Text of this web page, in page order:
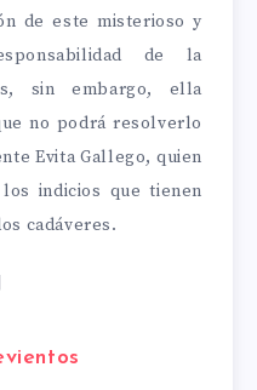
de este misterioso y
de la
sin embargo, ella
no podrá resolverlo
Evita Gallego, quien
indicios que tienen
cadáveres.